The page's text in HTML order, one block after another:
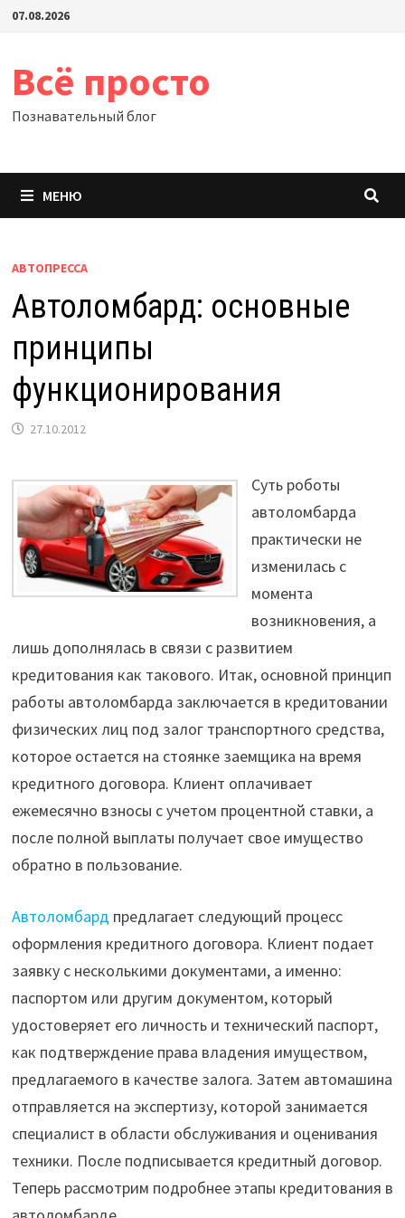
Перейти
07.08.2026
Всё просто
Познавательный блог
МЕНЮ
АВТОПРЕССА
Автоломбард: основные
принципы
функционирования
27.10.2012
Суть роботы
автоломбарда
практически не
изменилась с
момента
возникновения, а
лишь дополнялась в связи с развитием
кредитования как такового. Итак, основной принцип
работы автоломбарда заключается в кредитовании
физических лиц под залог транспортного средства,
которое остается на стоянке заемщика на время
кредитного договора. Клиент оплачивает
ежемесячно взносы с учетом процентной ставки, а
после полной выплаты получает свое имущество
обратно в пользование.
Автоломбард предлагает следующий процесс
оформления кредитного договора. Клиент подает
заявку с несколькими документами, а именно:
паспортом или другим документом, который
удостоверяет его личность и технический паспорт,
как подтверждение права владения имуществом,
предлагаемого в качестве залога. Затем автомашина
отправляется на экспертизу, которой занимается
специалист в области обслуживания и оценивания
техники. После подписывается кредитный договор.
Теперь рассмотрим подробнее этапы кредитования в